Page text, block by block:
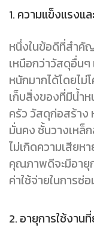
1. ความแข็งแรงแ
หนึ่งในข้อดีที่สำคั
เหนือกว่าวัสดุอื่นๆ
หนักมากได้โดยไม่
เก็บสิ่งของที่มีน้ำ
ครัว วัสดุก่อสร้าง
มั่นคง ชั้นวางเหล็
ไม่เกิดความเสียห
คุณภาพดีจะมีอายุ
ค่าใช้จ่ายในการซ่
2. อายุการใช้งาน